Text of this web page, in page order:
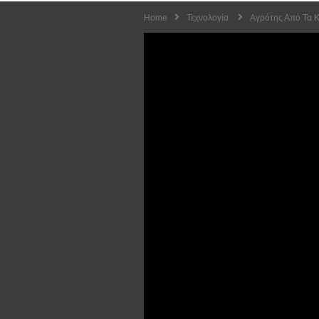
Home Τεχνολογία Αγρότης Από Τα